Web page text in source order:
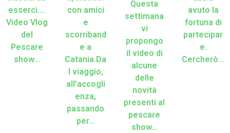
esserci….
Video Vlog
del
Pescare
show…
con amici
e
scorriband
e a
Catania.Da
l viaggio,
all’accogli
enza,
passando
per…
Questa
settimana
vi
propongo
il video di
alcune
delle
novità
presenti al
pescare
show…
avuto la
fortuna di
partecipar
e.
Cercherò…